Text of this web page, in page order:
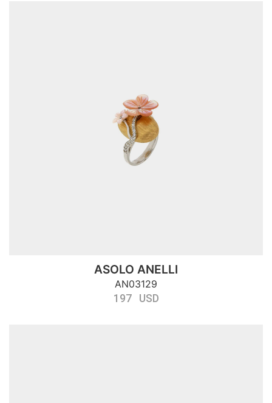
ASOLO ANELLI
AN03129
197 USD